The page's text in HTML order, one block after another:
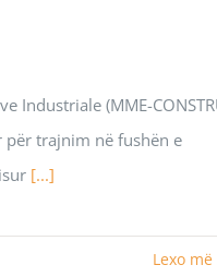
(MME-
trajnim në fushën e
[...]
Lexo